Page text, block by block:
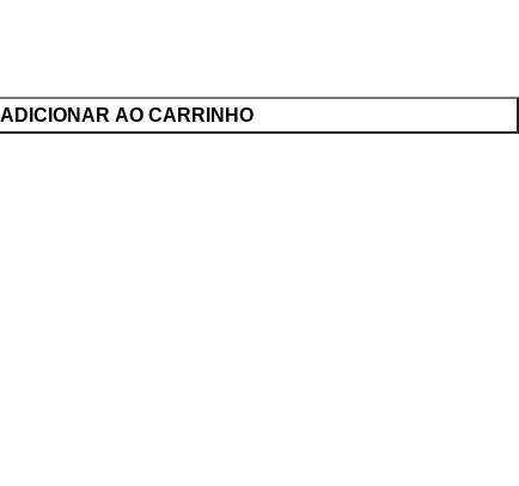
ADICIONAR AO CARRINHO